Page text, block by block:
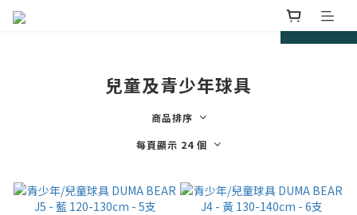
prev next
兒童及青少年球具
商品排序
每頁顯示 24 個